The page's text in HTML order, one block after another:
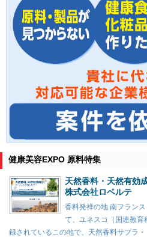
健康美容EXPO 原料特集
天然香料・天然有効
株式会社ロベルテ
香料発祥の地 南フラン
て、ユネスコ（国連教
録されているこの地で、天然香料サプラ・